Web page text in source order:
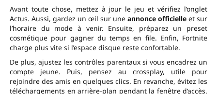
Avant toute chose, mettez à jour le jeu et vérifiez l’onglet
Actus. Aussi, gardez un œil sur une annonce officielle et sur
l’horaire du mode à venir. Ensuite, préparez un preset
cosmétique pour gagner du temps en file. Enfin, Fortnite
charge plus vite si l’espace disque reste confortable.
De plus, ajustez les contrôles parentaux si vous encadrez un
compte jeune. Puis, pensez au crossplay, utile pour
rejoindre des amis en quelques clics. En revanche, évitez les
téléchargements en arrière-plan pendant la fenêtre d’accès.